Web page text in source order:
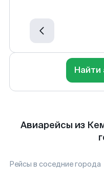
Найти
Авиарейсы из
Рейсы в соседние города